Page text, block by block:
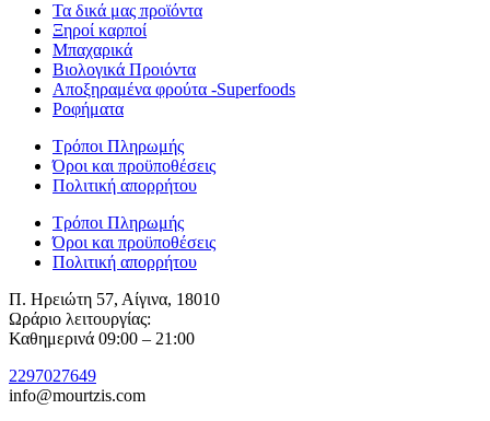
Τα δικά μας προϊόντα
Ξηροί καρποί
Μπαχαρικά
Βιολογικά Προιόντα
Αποξηραμένα φρούτα -Superfoods
Ροφήματα
Τρόποι Πληρωμής
Όροι και προϋποθέσεις
Πολιτική απορρήτου
Τρόποι Πληρωμής
Όροι και προϋποθέσεις
Πολιτική απορρήτου
Π. Ηρειώτη 57, Αίγινα, 18010
Ωράριο λειτουργίας:
Καθημερινά 09:00 – 21:00
2297027649
info@mourtzis.com